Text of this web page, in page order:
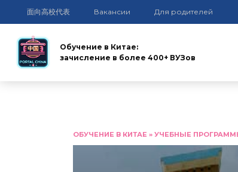
面向高校代表 Вакансии Для родителей
Обучение в Китае:
зачисление в более 400+ ВУЗов
ОБУЧЕНИЕ В КИТАЕ » УЧЕБНЫЕ